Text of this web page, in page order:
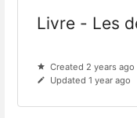
Livre - Les
Created 2 years ago
Updated 1 year ago